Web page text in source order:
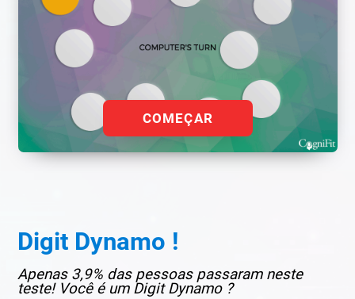
COMEÇAR
Digit Dynamo !
Apenas 3,9% das pessoas passaram neste
teste! Você é um Digit Dynamo ?